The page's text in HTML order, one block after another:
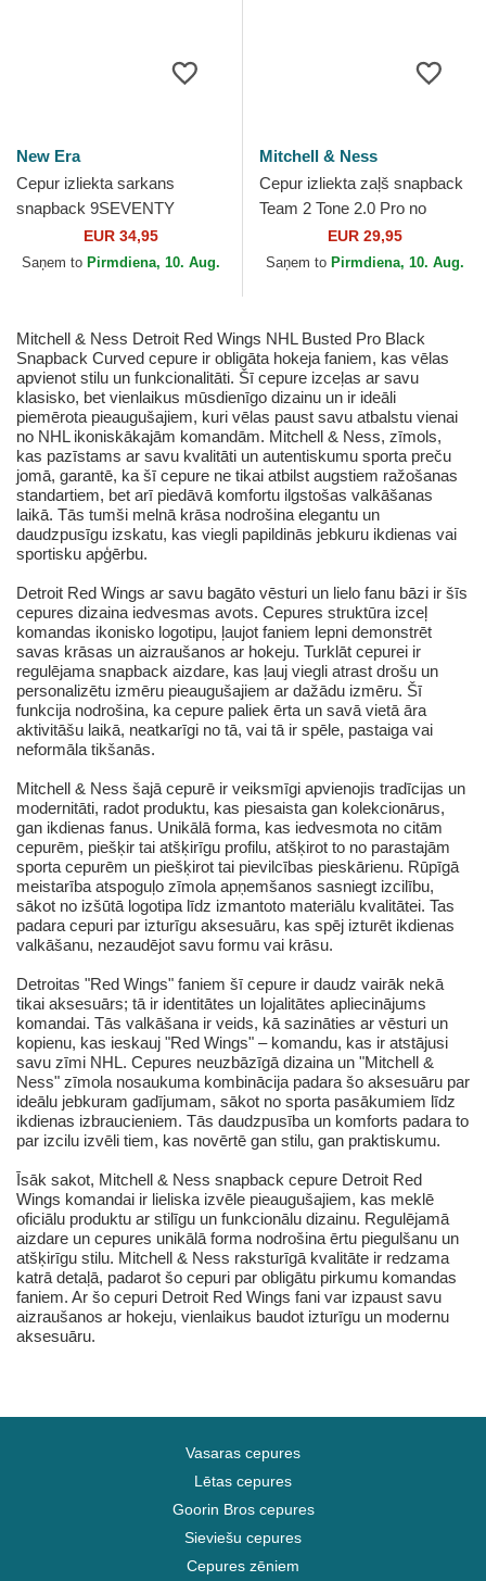
New Era
Cepur izliekta sarkans
snapback 9SEVENTY
Stretch Snap Stated no
Detroit Red Wings NHL no
EUR 34,95
Saņem to Pirmdiena, 10. Aug.
Mitchell & Ness
Cepur izliekta zaļš snapback
Team 2 Tone 2.0 Pro no
Boston Celtics NBA no
Mitchell & Ness
EUR 29,95
Saņem to Pirmdiena, 10. Aug.
Mitchell & Ness Detroit Red Wings NHL Busted Pro Black
Snapback Curved cepure ir obligāta hokeja faniem, kas vēlas
apvienot stilu un funkcionalitāti. Šī cepure izceļas ar savu
klasisko, bet vienlaikus mūsdienīgo dizainu un ir ideāli
piemērota pieaugušajiem, kuri vēlas paust savu atbalstu vienai
no NHL ikoniskākajām komandām. Mitchell & Ness, zīmols,
kas pazīstams ar savu kvalitāti un autentiskumu sporta preču
jomā, garantē, ka šī cepure ne tikai atbilst augstiem ražošanas
standartiem, bet arī piedāvā komfortu ilgstošas valkāšanas
laikā. Tās tumši melnā krāsa nodrošina elegantu un
daudzpusīgu izskatu, kas viegli papildinās jebkuru ikdienas vai
sportisku apģērbu.
Detroit Red Wings ar savu bagāto vēsturi un lielo fanu bāzi ir šīs
cepures dizaina iedvesmas avots. Cepures struktūra izceļ
komandas ikonisko logotipu, ļaujot faniem lepni demonstrēt
savas krāsas un aizraušanos ar hokeju. Turklāt cepurei ir
regulējama snapback aizdare, kas ļauj viegli atrast drošu un
personalizētu izmēru pieaugušajiem ar dažādu izmēru. Šī
funkcija nodrošina, ka cepure paliek ērta un savā vietā āra
aktivitāšu laikā, neatkarīgi no tā, vai tā ir spēle, pastaiga vai
neformāla tikšanās.
Mitchell & Ness šajā cepurē ir veiksmīgi apvienojis tradīcijas un
modernitāti, radot produktu, kas piesaista gan kolekcionārus,
gan ikdienas fanus. Unikālā forma, kas iedvesmota no citām
cepurēm, piešķir tai atšķirīgu profilu, atšķirot to no parastajām
sporta cepurēm un piešķirot tai pievilcības pieskārienu. Rūpīgā
meistarība atspoguļo zīmola apņemšanos sasniegt izcilību,
sākot no izšūtā logotipa līdz izmantoto materiālu kvalitātei. Tas
padara cepuri par izturīgu aksesuāru, kas spēj izturēt ikdienas
valkāšanu, nezaudējot savu formu vai krāsu.
Detroitas "Red Wings" faniem šī cepure ir daudz vairāk nekā
tikai aksesuārs; tā ir identitātes un lojalitātes apliecinājums
komandai. Tās valkāšana ir veids, kā sazināties ar vēsturi un
kopienu, kas ieskauj "Red Wings" – komandu, kas ir atstājusi
savu zīmi NHL. Cepures neuzbāzīgā dizaina un "Mitchell &
Ness" zīmola nosaukuma kombinācija padara šo aksesuāru par
ideālu jebkuram gadījumam, sākot no sporta pasākumiem līdz
ikdienas izbraucieniem. Tās daudzpusība un komforts padara to
par izcilu izvēli tiem, kas novērtē gan stilu, gan praktiskumu.
Īsāk sakot, Mitchell & Ness snapback cepure Detroit Red
Wings komandai ir lieliska izvēle pieaugušajiem, kas meklē
oficiālu produktu ar stilīgu un funkcionālu dizainu. Regulējamā
aizdare un cepures unikālā forma nodrošina ērtu piegulšanu un
atšķirīgu stilu. Mitchell & Ness raksturīgā kvalitāte ir redzama
katrā detaļā, padarot šo cepuri par obligātu pirkumu komandas
faniem. Ar šo cepuri Detroit Red Wings fani var izpaust savu
aizraušanos ar hokeju, vienlaikus baudot izturīgu un modernu
aksesuāru.
Vasaras cepures
Lētas cepures
Goorin Bros cepures
Sieviešu cepures
Cepures zēniem